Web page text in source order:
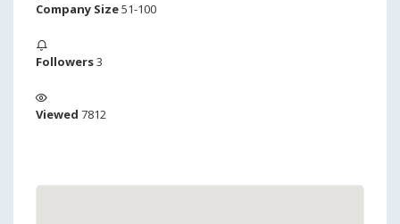
Company Size51-100
Followers3
Viewed 7812